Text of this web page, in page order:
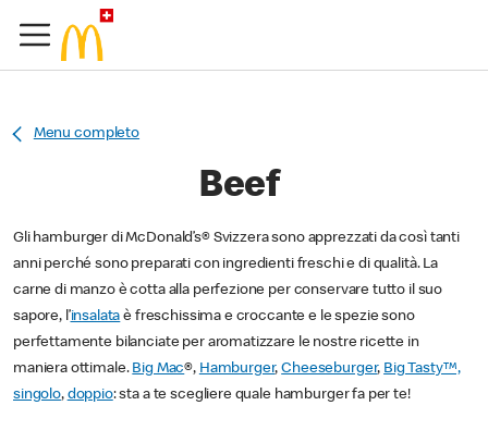
Menu completo
Beef
Gli hamburger di McDonald’s® Svizzera sono apprezzati da così tanti
anni perché sono preparati con ingredienti freschi e di qualità. La
carne di manzo è cotta alla perfezione per conservare tutto il suo
sapore, l’insalata è freschissima e croccante e le spezie sono
perfettamente bilanciate per aromatizzare le nostre ricette in
maniera ottimale. Big Mac®, Hamburger,Cheeseburger, Big Tasty™,
singolo, doppio: sta a te scegliere quale hamburger fa per te!